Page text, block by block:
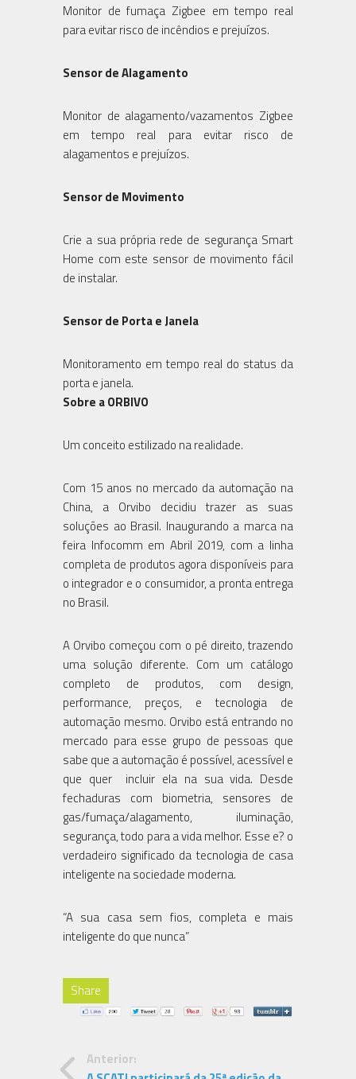
Monitor de fumaça Zigbee em tempo real
para evitar risco de incêndios e prejuízos.
Sensor de Alagamento
Monitor de alagamento/vazamentos Zigbee
em tempo real para evitar risco de
alagamentos e prejuízos.
Sensor de Movimento
Crie a sua própria rede de segurança Smart
Home com este sensor de movimento fácil
de instalar.
Sensor de Porta e Janela
Monitoramento em tempo real do status da
porta e janela.
Sobre a ORBIVO
Um conceito estilizado na realidade.
Com 15 anos no mercado da automação na
China, a Orvibo decidiu trazer as suas
soluções ao Brasil. Inaugurando a marca na
feira Infocomm em Abril 2019, com a linha
completa de produtos agora disponíveis para
o integrador e o consumidor, a pronta entrega
no Brasil.
A Orvibo começou com o pé direito, trazendo
uma solução diferente. Com um catálogo
completo de produtos, com design,
performance, preços, e tecnologia de
automação mesmo. Orvibo está entrando no
mercado para esse grupo de pessoas que
sabe que a automação é possível, acessível e
que quer incluir ela na sua vida. Desde
fechaduras com biometria, sensores de
gas/fumaça/alagamento, iluminação,
segurança, todo para a vida melhor. Esse e? o
verdadeiro significado da tecnologia de casa
inteligente na sociedade moderna.
“A sua casa sem fios, completa e mais
inteligente do que nunca”
Share
Anterior: